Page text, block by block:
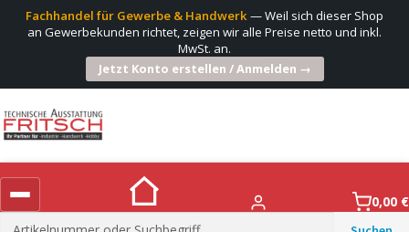
Fachhandel für Gewerbe & Handwerk— Weil sich dieser Shop
an Gewerbekunden richtet, zeigen wir alle Preise netto und inkl.
MwSt. an.
Jetzt Konto erstellen / Anmelden →
Suchen
0,00 €